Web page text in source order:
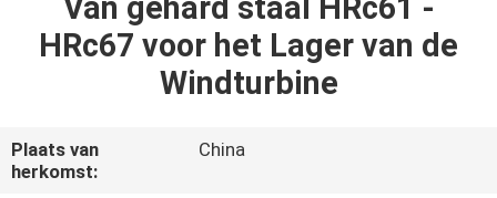
PRODUCTEN
ONS
HRc67 voor het Lager van de
Windturbine
Plaats van
herkomst:
China